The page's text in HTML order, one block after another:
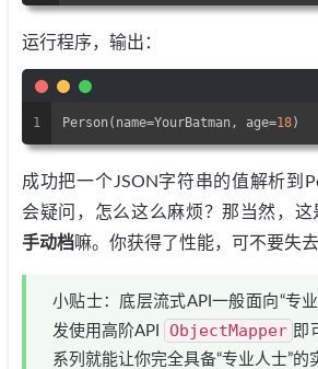
运行程序，输出：
1 Person(name=YourBatman, age=18)
成功把一个JSON字符串的值解析到
会疑问，怎么这么麻烦？那当然，
手动档嘛。你获得了性能，可不要失
小贴士：底层流式API一般面向“专
发使用高阶API
ObjectMapper 即
系列就能让你完全具备“专业人士”的